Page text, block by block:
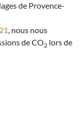
de Provence-
, nous nous
de CO2lors de